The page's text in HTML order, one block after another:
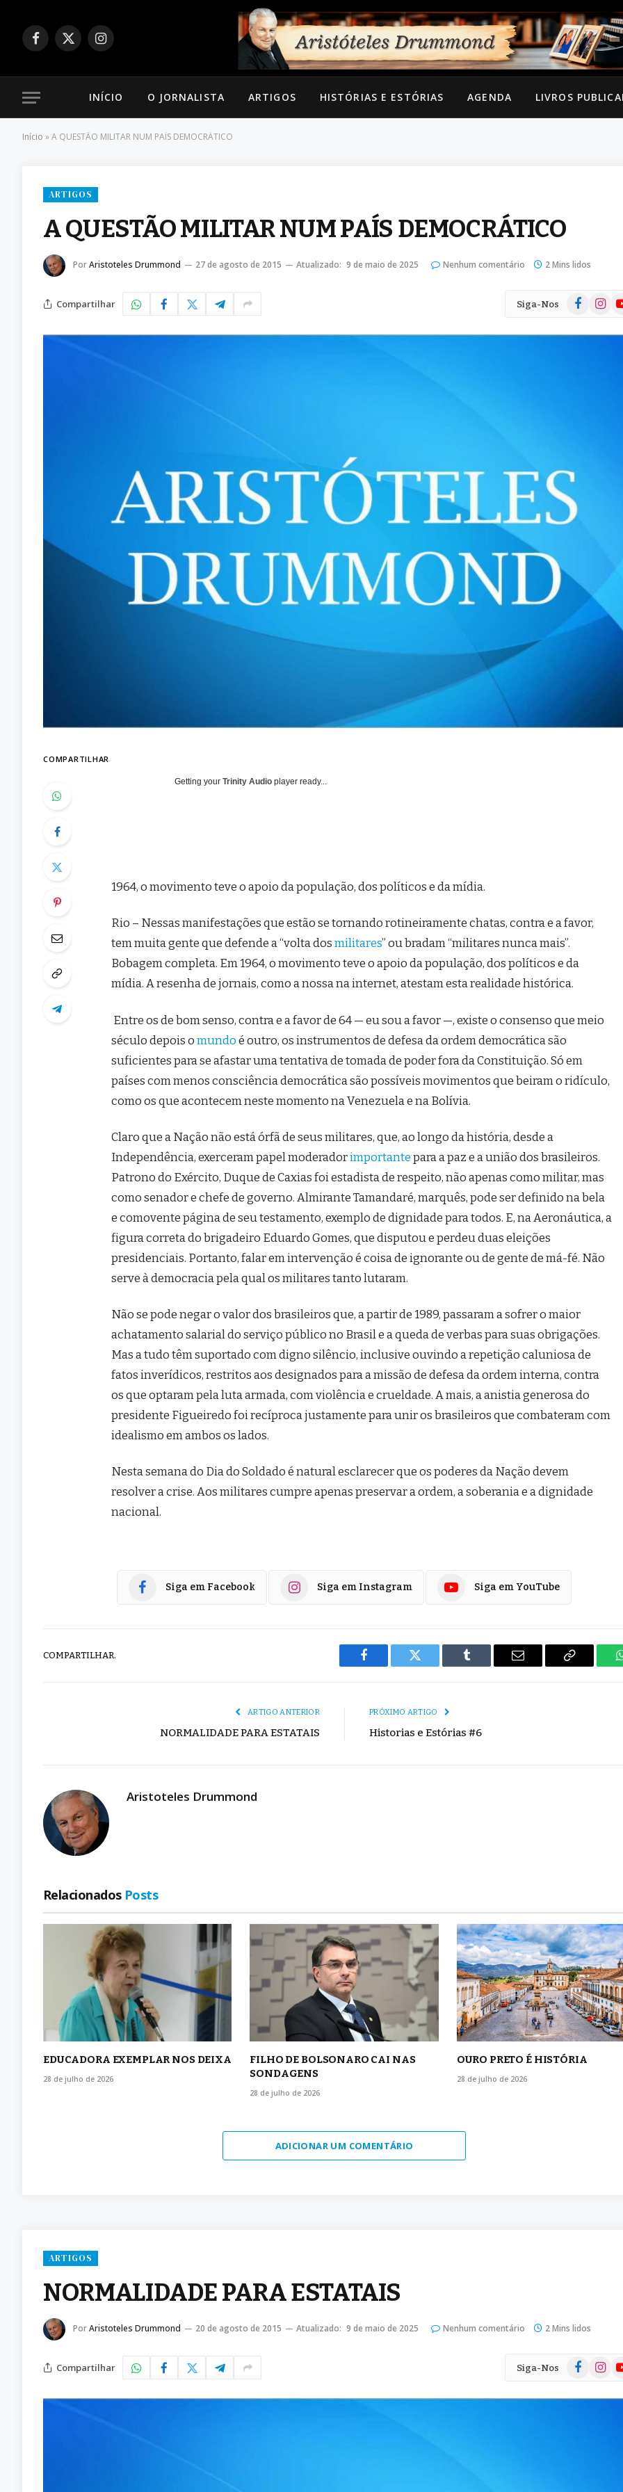
Facebook
X
Instagram
INÍCIO O JORNALISTA ARTIGOS HISTÓRIAS E ESTÓRIAS AGENDA LIVROS
Início »A QUESTÃO MILITAR NUM PAÍS DEMOCRÁTICO
ARTIGOS
A QUESTÃO MILITAR NUM PAÍS DEMOCRÁTICO
PorAristoteles Drummond 27 de agosto de 2015 Atualizado: 9 de maio de 2025 Nenhum comentário 2 Mins lidos
Compartilhar Siga-Nos Facebook
COMPARTILHAR
Getting yourTrinity Audio player ready...
1964, o movimento teve o apoio da população, dos políticos e da mídia.
Rio – Nessas manifestações que estão se tornando rotineiramente chatas, contra e a favor,
tem muita gente que defende a “volta dosmilitares” ou bradam “militares nunca mais”.
Bobagem completa. Em 1964, o movimento teve o apoio da população, dos políticos e da
mídia. A resenha de jornais, como a nossa na internet, atestam esta realidade histórica.
Entre os de bom senso, contra e a favor de 64 — eu sou a favor —, existe o consenso que meio
século depois omundo é outro, os instrumentos de defesa da ordem democrática são
suficientes para se afastar uma tentativa de tomada de poder fora da Constituição. Só em
países com menos consciência democrática são possíveis movimentos que beiram o ridículo,
como os que acontecem neste momento na Venezuela e na Bolívia.
Claro que a Nação não está órfã de seus militares, que, ao longo da história, desde a
Independência, exerceram papel moderadorimportante para a paz e a união dos brasileiros.
Patrono do Exército, Duque de Caxias foi estadista de respeito, não apenas como militar, mas
como senador e chefe de governo. Almirante Tamandaré, marquês, pode ser definido na bela
e comovente página de seu testamento, exemplo de dignidade para todos. E, na Aeronáutica, a
figura correta do brigadeiro Eduardo Gomes, que disputou e perdeu duas eleições
presidenciais. Portanto, falar em intervenção é coisa de ignorante ou de gente de má-fé. Não
serve à democracia pela qual os militares tanto lutaram.
Não se pode negar o valor dos brasileiros que, a partir de 1989, passaram a sofrer o maior
achatamento salarial do serviço público no Brasil e a queda de verbas para suas obrigações.
Mas a tudo têm suportado com digno silêncio, inclusive ouvindo a repetição caluniosa de
fatos inverídicos, restritos aos designados para a missão de defesa da ordem interna, contra
os que optaram pela luta armada, com violência e crueldade. A mais, a anistia generosa do
presidente Figueiredo foi recíproca justamente para unir os brasileiros que combateram com
idealismo em ambos os lados.
Nesta semana do Dia do Soldado é natural esclarecer que os poderes da Nação devem
resolver a crise. Aos militares cumpre apenas preservar a ordem, a soberania e a dignidade
nacional.
Siga em Facebook Siga em Instagram Siga em YouTube
COMPARTILHAR.
Facebook Twitter Tumblr
E-
Copiar
ARTIGO ANTERIOR
NORMALIDADE PARA ESTATAIS
PRÓXIMO ARTIGO
Historias e Estórias #6
Aristoteles Drummond
Relacionados Posts
EDUCADORA EXEMPLAR NOS DEIXA
28 de julho de 2026
FILHO DE BOLSONARO CAI NAS
SONDAGENS
28 de julho de 2026
OURO PRETO É HISTÓRIA
28 de julho de 2026
ADICIONAR UM COMENTÁRIO
ARTIGOS
NORMALIDADE PARA ESTATAIS
PorAristoteles Drummond 20 de agosto de 2015 Atualizado: 9 de maio de 2025 Nenhum comentário 2 Mins lidos
Compartilhar Siga-Nos Facebook